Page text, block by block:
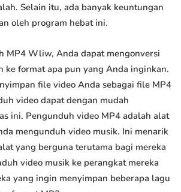
Selain itu, ada banyak keuntungan
oleh program hebat ini.
MP4 Wliw, Anda dapat mengonversi
ke format apa pun yang Anda inginkan.
file video Anda sebagai file MP4
video dapat dengan mudah
ini. Pengunduh video MP4 adalah alat
mengunduh video musik. Ini menarik
yang berguna terutama bagi mereka
video musik ke perangkat mereka
yang ingin menyimpan beberapa lagu